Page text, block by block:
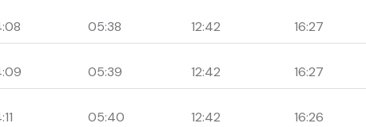
05:38 12:42 16:27
05:39 12:42 16:27
05:40 12:42 16:26